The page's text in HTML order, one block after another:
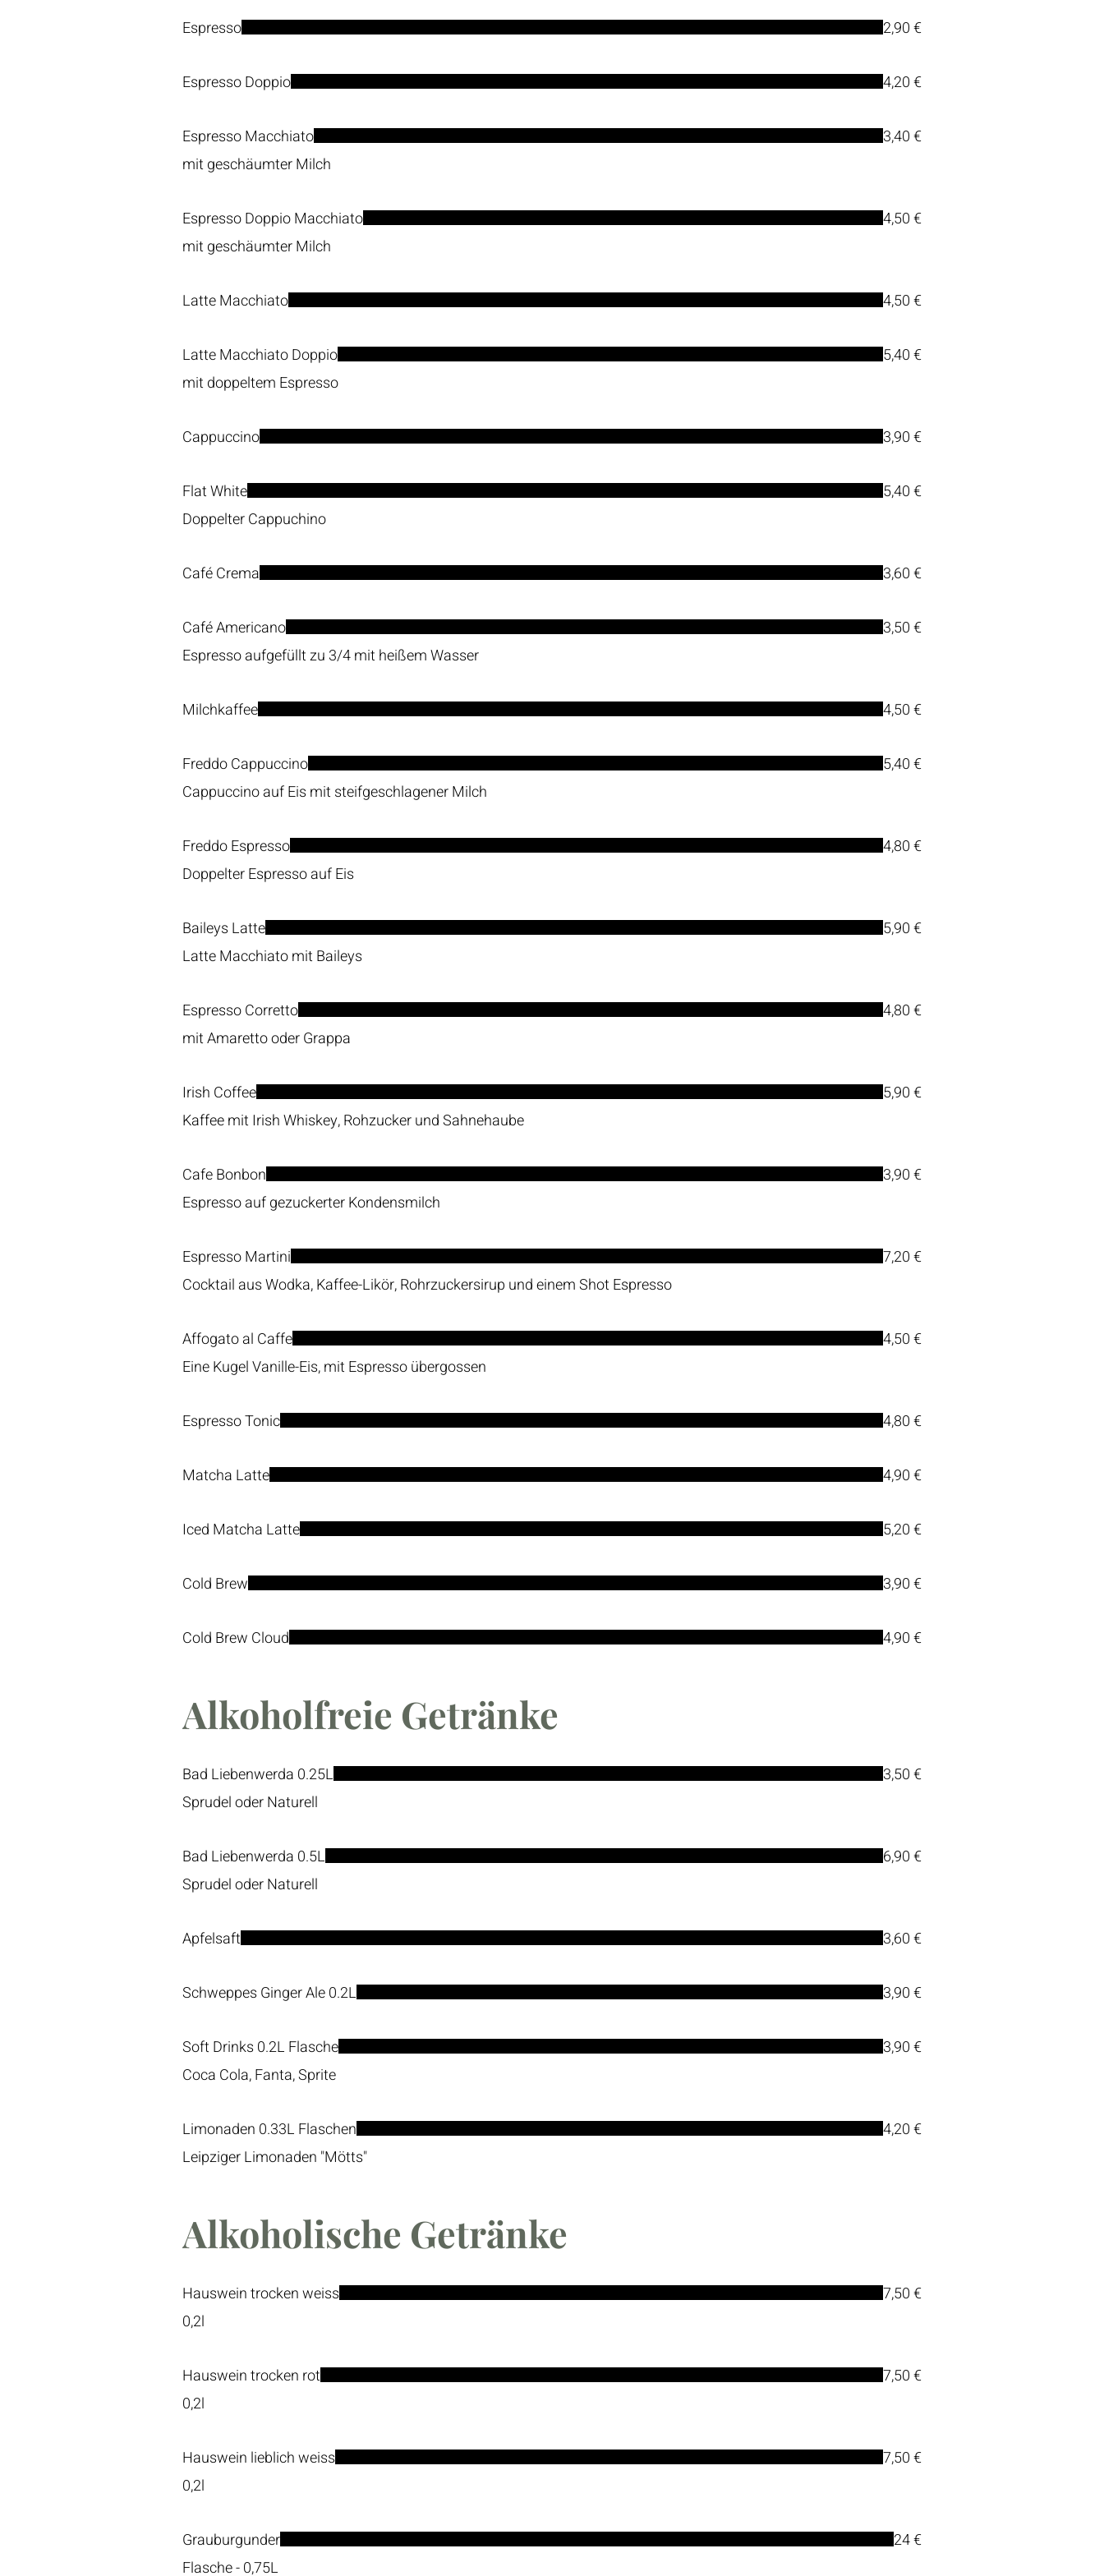
Espresso 2,90 €
Espresso Doppio 4,20 €
Espresso Macchiato
mit geschäumter Milch
3,40 €
Espresso Doppio Macchiato
mit geschäumter Milch
4,50 €
Latte Macchiato 4,50 €
Latte Macchiato Doppio
mit doppeltem Espresso
5,40 €
Cappuccino 3,90 €
Flat White
Doppelter Cappuchino
5,40 €
Café Crema 3,60 €
Café Americano
Espresso aufgefüllt zu 3/4 mit heißem Wasser
3,50 €
Milchkaffee 4,50 €
Freddo Cappuccino
Cappuccino auf Eis mit steifgeschlagener Milch
5,40 €
Freddo Espresso
Doppelter Espresso auf Eis
4,80 €
Baileys Latte
Latte Macchiato mit Baileys
5,90 €
Espresso Corretto
mit Amaretto oder Grappa
4,80 €
Irish Coffee
Kaffee mit Irish Whiskey, Rohzucker und Sahnehaube
5,90 €
Cafe Bonbon
Espresso auf gezuckerter Kondensmilch
3,90 €
Espresso Martini
Cocktail aus Wodka, Kaffee-Likör, Rohrzuckersirup und einem Shot Espresso
7,20 €
Affogato al Caffe
Eine Kugel Vanille-Eis, mit Espresso übergossen
4,50 €
Espresso Tonic 4,80 €
Matcha Latte 4,90 €
Iced Matcha Latte 5,20 €
Cold Brew 3,90 €
Cold Brew Cloud 4,90 €
Alkoholfreie Getränke
Bad Liebenwerda 0.25L
Sprudel oder Naturell
3,50 €
Bad Liebenwerda 0.5L
Sprudel oder Naturell
6,90 €
Apfelsaft 3,60 €
Schweppes Ginger Ale 0.2L 3,90 €
Soft Drinks 0.2L Flasche
Coca Cola, Fanta, Sprite
3,90 €
Limonaden 0.33L Flaschen
4,20 €
Alkoholische Getränke
Hauswein trocken weiss
0,2l
7,50 €
Hauswein trocken rot
0,2l
7,50 €
Hauswein lieblich weiss
0,2l
7,50 €
Grauburgunder
Flasche - 0,75L
24 €